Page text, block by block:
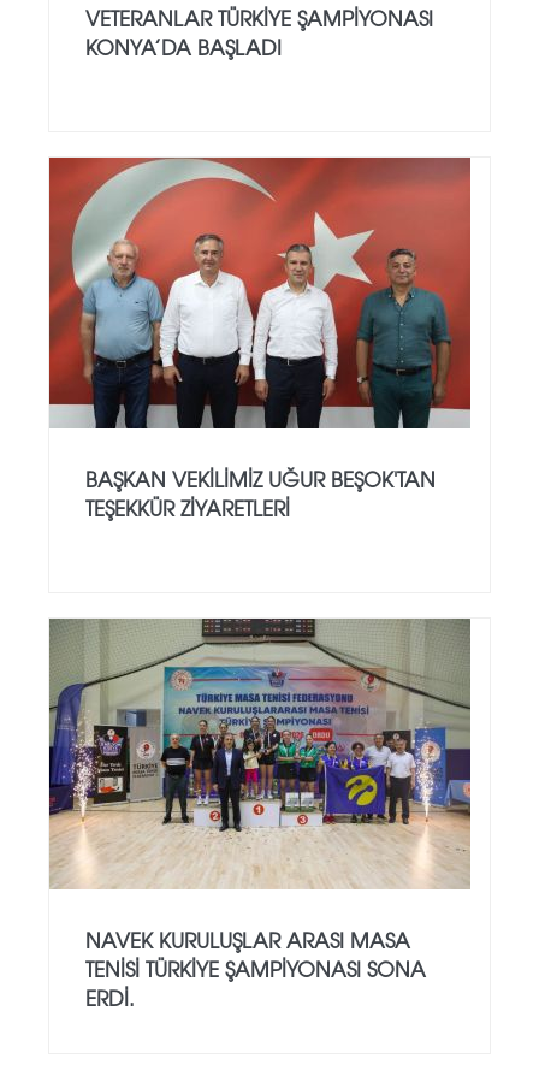
VETERANLAR TÜRKIYE ŞAMPIYONASI
KONYA’DA BAŞLADI
BAŞKAN VEKILIMIZ UĞUR BEŞOK'TAN
TEŞEKKÜR ZIYARETLERI
NAVEK KURULUŞLAR ARASI MASA
TENISI TÜRKIYE ŞAMPIYONASI SONA
ERDI.